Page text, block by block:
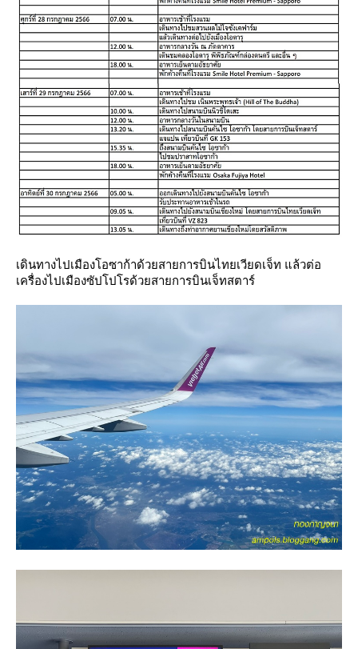
เดินทางไปเมืองโอซาก้าด้วยสายการบินไทยเวียดเจ็ท แล้วต่อ
เครื่องไปเมืองซัปโปโรด้วยสายการบินเจ็ทสตาร์